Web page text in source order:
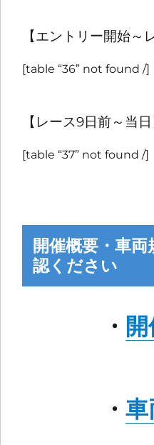
【エントリー開始～
[table “36” not found /]
【レース9日前～当日
[table “37” not found /]
開催概要・車
認ください
・
・ 車